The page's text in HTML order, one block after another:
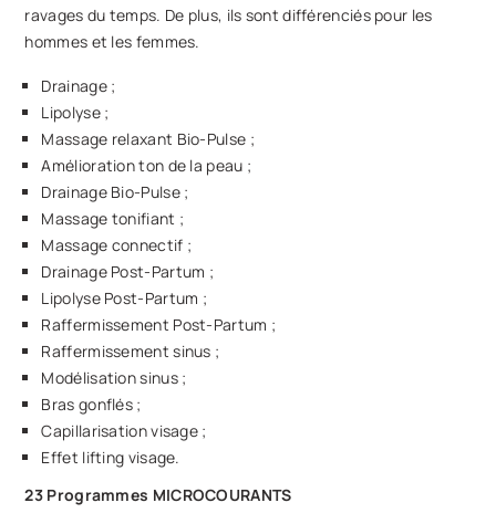
ravages du temps. De plus, ils sont différenciés pour les
hommes et les femmes.
Drainage ;
Lipolyse ;
Massage relaxant Bio-Pulse ;
Amélioration ton de la peau ;
Drainage Bio-Pulse ;
Massage tonifiant ;
Massage connectif ;
Drainage Post-Partum ;
Lipolyse Post-Partum ;
Raffermissement Post-Partum ;
Raffermissement sinus ;
Modélisation sinus ;
Bras gonflés ;
Capillarisation visage ;
Effet lifting visage.
23 Programmes MICROCOURANTS